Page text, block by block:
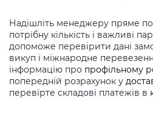
Надішліть менеджеру пряме
потрібну кількість і важливі
допоможе перевірити дані
викуп і міжнародне
інформацію про профільному
попередній розрахунок у
перевірте складові платежів в